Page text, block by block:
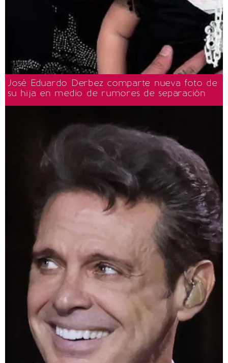
José Eduardo Derbez comparte nueva foto de
su hija en medio de rumores de separación